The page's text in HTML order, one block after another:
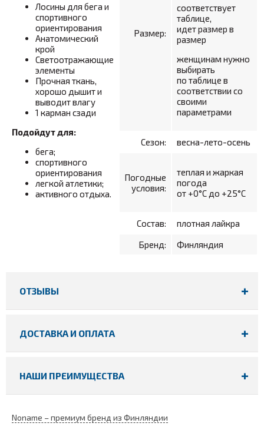
Лосины для бега и
спортивного
ориентирования
Анатомический
крой
Светоотражающие
элементы
Прочная ткань,
хорошо дышит и
выводит влагу
1 карман сзади
Подойдут для:
бега;
спортивного
ориентирования
легкой атлетики;
активного отдыха.
Размер:
соответствует
таблице,
идет размер в
размер
женщинам нужно
выбирать
по таблице в
соответствии со
своими
параметрами
Сезон: весна-лето-осень
Погодные
условия:
теплая и жаркая
погода
от +0°С до +25°С
Состав:
плотная лайкра
Бренд:
Финляндия
ОТЗЫВЫ
ДОСТАВКА И ОПЛАТА
НАШИ ПРЕИМУЩЕСТВА
Noname – премиум бренд из Финляндии